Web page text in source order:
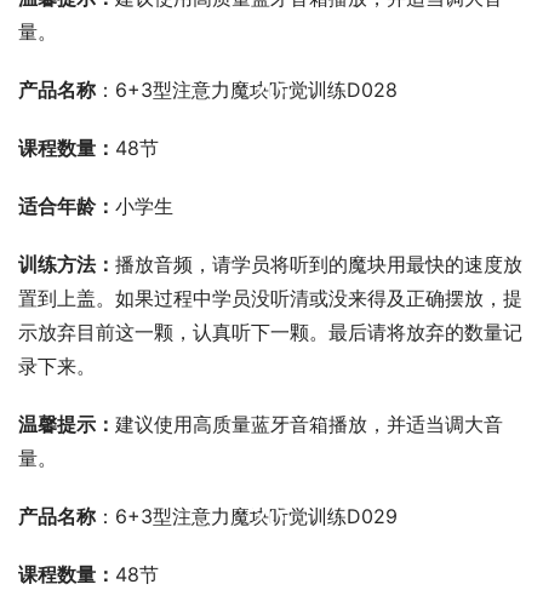
量。
产品名称：6+3型注意力魔块听觉训练D028
课程数量： 48节
适合年龄： 小学生
训练方法： 播放音频，请学员将听到的魔块用最快的速度放
置到上盖。如果过程中学员没听清或没来得及正确摆放，提
示放弃目前这一颗，认真听下一颗。最后请将放弃的数量记
录下来。
温馨提示： 建议使用高质量蓝牙音箱播放，并适当调大音
量。
产品名称：6+3型注意力魔块听觉训练D029
课程数量： 48节